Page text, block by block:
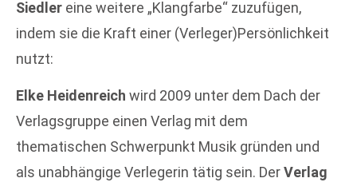
Siedler eine weitere „Klangfarbe“ zuzufügen,
indem sie die Kraft einer (Verleger)Persönlichkeit
nutzt:
Elke Heidenreich wird 2009 unter dem Dach der
Verlagsgruppe einen Verlag mit dem
thematischen Schwerpunkt Musik gründen und
als unabhängige Verlegerin tätig sein. DerVerlag